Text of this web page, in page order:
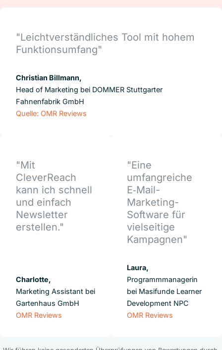
"Leichtverständliches Tool mit hohem
Funktionsumfang"
Christian Billmann,
Head of Marketing bei DOMMER Stuttgarter
Fahnenfabrik GmbH
Quelle: OMR Reviews
"Mit
CleverReach
kann ich schnell
und einfach
Newsletter
erstellen."
Charlotte,
Marketing Assistant bei
Gartenhaus GmbH
OMR Reviews
"Eine
umfangreiche
E‑Mail-
Marketing-
Software für
vielseitige
Kampagnen"
Laura,
Programmmanagerin
bei Masifunde Learner
Development NPC
OMR Reviews